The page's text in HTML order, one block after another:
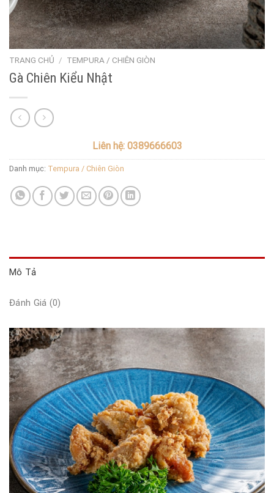
TRANG CHỦ / TEMPURA / CHIÊN GIÒN
Gà Chiên Kiểu Nhật
Liên hệ: 0389666603
Danh mục: Tempura / Chiên Giòn
Mô Tả
Đánh Giá (0)